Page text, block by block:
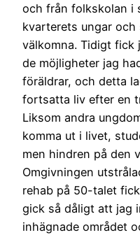
och från folkskolan i
kvarterets ungar
välkomna. Tidigt fick
de möjligheter jag
föräldrar, och detta
fortsatta liv efter en
Liksom andra
komma ut i livet,
men hindren på den
Omgivningen
rehab på 50-talet
gick så dåligt att jag
inhägnade området